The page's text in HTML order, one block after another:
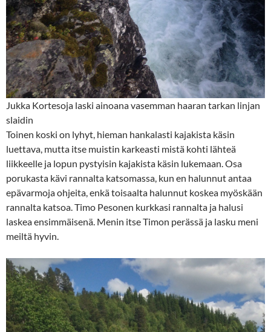
Jukka Kortesoja laski ainoana vasemman haaran tarkan linjan
slaidin
Toinen koski on lyhyt, hieman hankalasti kajakista käsin
luettava, mutta itse muistin karkeasti mistä kohti lähteä
liikkeelle ja lopun pystyisin kajakista käsin lukemaan. Osa
porukasta kävi rannalta katsomassa, kun en halunnut antaa
epävarmoja ohjeita, enkä toisaalta halunnut koskea myöskään
rannalta katsoa. Timo Pesonen kurkkasi rannalta ja halusi
laskea ensimmäisenä. Menin itse Timon perässä ja lasku meni
meiltä hyvin.